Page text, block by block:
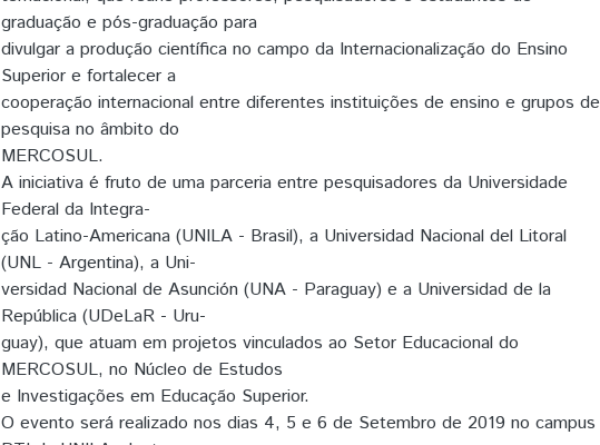
graduação e pós-graduação para
divulgar a produção científica no campo da Internacionalização do Ensino
Superior e fortalecer a
cooperação internacional entre diferentes instituições de ensino e grupos de
pesquisa no âmbito do
MERCOSUL.
A iniciativa é fruto de uma parceria entre pesquisadores da Universidade
Federal da Integra-
ção Latino-Americana (UNILA - Brasil), a Universidad Nacional del Litoral
(UNL - Argentina), a Uni-
versidad Nacional de Asunción (UNA - Paraguay) e a Universidad de la
República (UDeLaR - Uru-
guay), que atuam em projetos vinculados ao Setor Educacional do
MERCOSUL, no Núcleo de Estudos
e Investigações em Educação Superior.
O evento será realizado nos dias 4, 5 e 6 de Setembro de 2019 no campus